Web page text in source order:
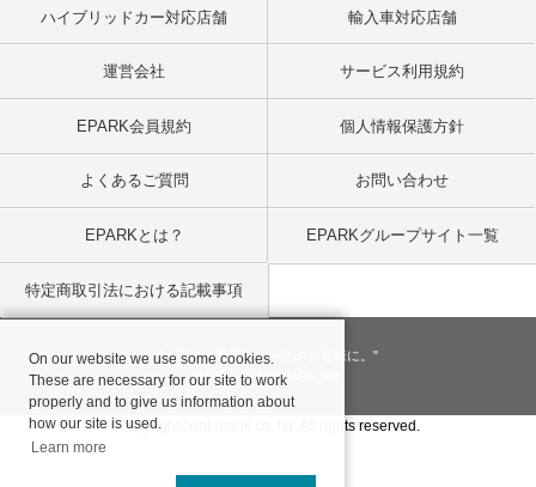
ハイブリッドカー対応店舗 輸入車対応店舗
運営会社 サービス利用規約
EPARK会員規約 個人情報保護方針
よくあるご質問 お問い合わせ
EPARKとは？ EPARKグループサイト一覧
特定商取引法における記載事項
"一回のお客様を、一生のお客様に。"
© 2001- 2026 EPARK, Inc.
Copyright©databank co, ltd. All rights reserved.
On our website we use some cookies.
These are necessary for our site to work
properly and to give us information about
how our site is used.
Learn more